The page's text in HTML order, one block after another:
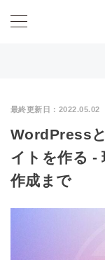
最終更新日： 2022.05.02
WordPress
イトを作る -
作成まで